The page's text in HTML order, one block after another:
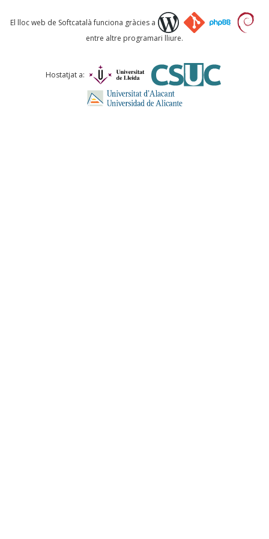
Què proposeu?
Comentari *
El lloc web de Softcatalà funciona gràcies a
entre altre programari lliure.
Hostatjat a: